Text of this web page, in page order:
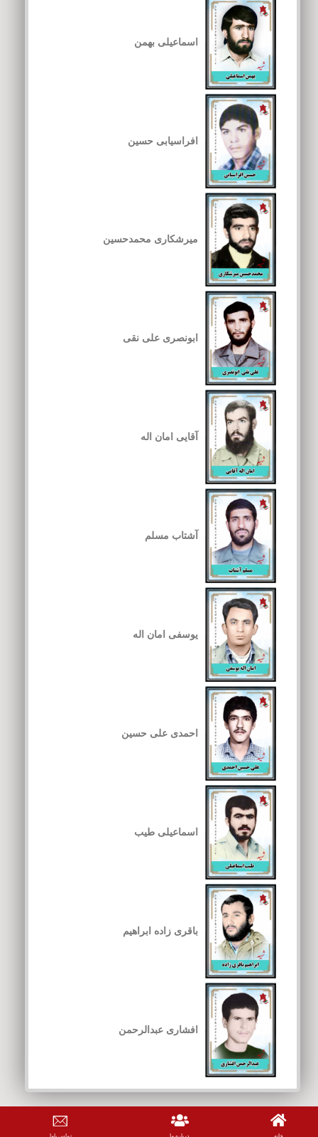
اسماعیلی بهمن
افراسیابی حسین
میرشکاری محمدحسین
ابونصری علی نقی
آقایی امان اله
آشتاب مسلم
یوسفی امان اله
احمدی علی حسین
اسماعیلی طیب
باقری زاده ابراهیم
افشاری عبدالرحمن